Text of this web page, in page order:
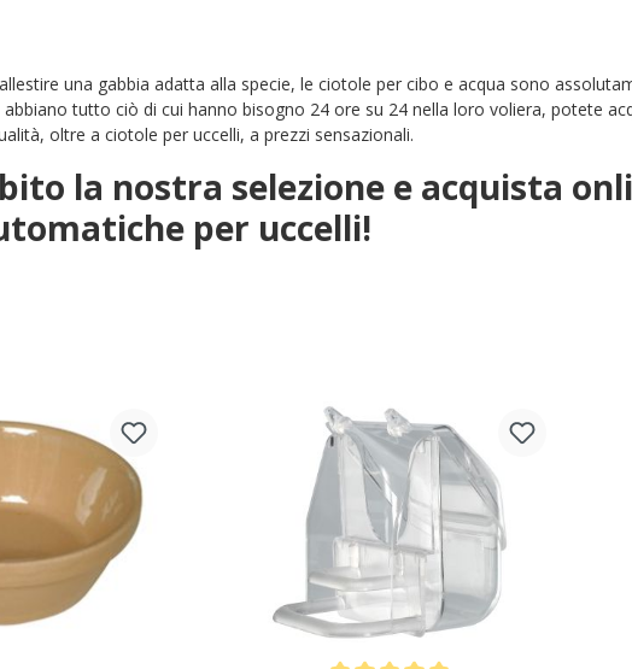
una gabbia adatta alla specie, le ciotole per cibo e acqua sono
tutto ciò di cui hanno bisogno 24 ore su 24 nella loro voliera, potete
oltre a ciotole per uccelli, a prezzi sensazionali.
la nostra selezione e acquista
per uccelli!